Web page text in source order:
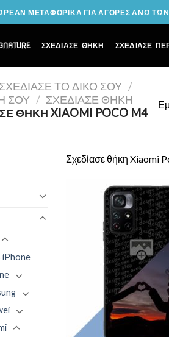
ΜΕΤΑΦΟΡΙΚΑ ΓΙΑ ΑΓΟΡΕΣ ΑΝΩ ΤΩΝ
ΣΧΕΔΙΑΣΕ ΘΗΚΗ ΣΧΕΔΙΑΣΕ
ΣΧΕΔΊΑΣΕ ΤΟ ΔΙΚΌ ΣΟΥ /
ΣΟΥ / ΣΧΕΔΊΑΣΕ ΘΉΚΗ
ΘΉΚΗ XIAOMI POCO M4
iPhone
Σχεδίασε θήκη Xiaomi